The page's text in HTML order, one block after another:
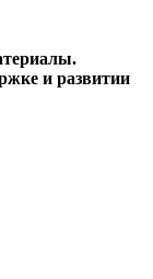
и развитии